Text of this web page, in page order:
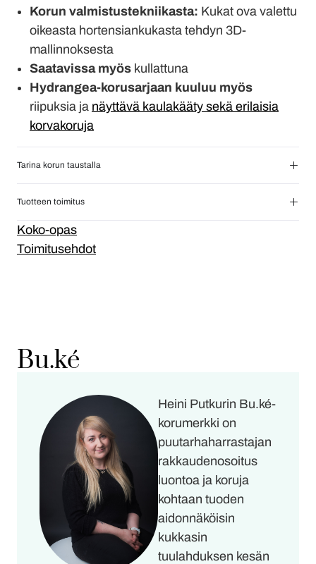
Korun valmistustekniikasta: Kukat ova valettu
oikeasta hortensiankukasta tehdyn 3D-
mallinnoksesta
Saatavissa myös kullattuna
Hydrangea-korusarjaan kuuluu myös
riipuksia ja näyttävä kaulakääty sekä erilaisia
korvakoruja
Tarina korun taustalla
Tuotteen toimitus
Koko-opas
Toimitusehdot
Bu.ké
Heini Putkurin Bu.ké-
korumerkki on
puutarhaharrastajan
rakkaudenosoitus
luontoa ja koruja
kohtaan tuoden
aidonnäköisin
kukkasin
tuulahduksen kesän